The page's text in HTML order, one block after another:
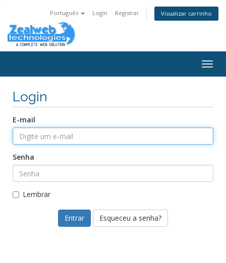
Português Login Registrar Visualizar carrinho
Login
E-mail
Senha
Lembrar
Esqueceu a senha?